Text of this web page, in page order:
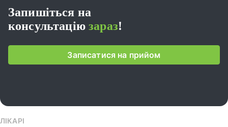
Запишіться на
консультаціюзараз!
Записатися на прийом
ЛІКАРІ